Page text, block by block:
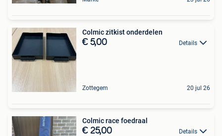
Colmic zitkist onderdelen
€ 5,00 Details
Zottegem 20 jul 26
Colmic race foedraal
€ 25,00 Details